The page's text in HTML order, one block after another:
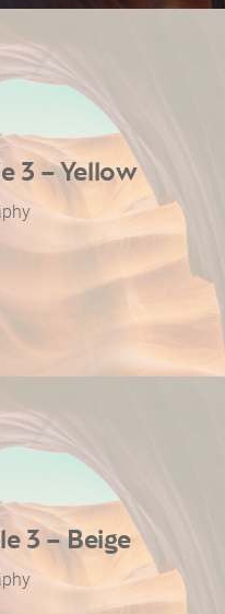
3 – Yellow
3 – Beige